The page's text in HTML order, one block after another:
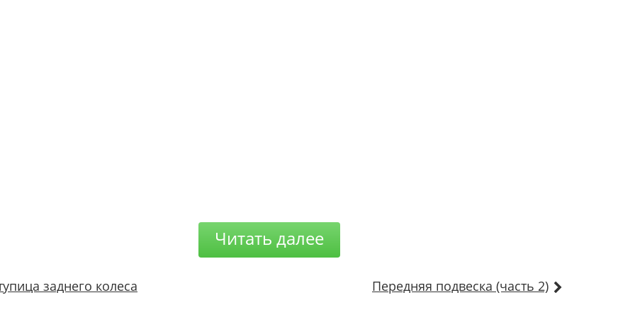
Читать далее
заднего колеса Передняя подвеска (часть 2)